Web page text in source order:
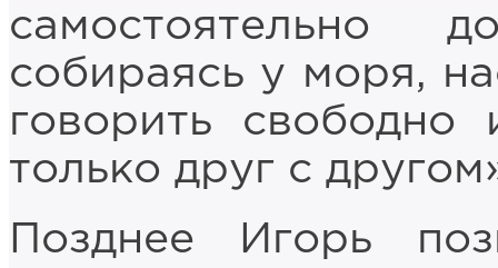
самостоятельно
собираясь у моря,
говорить
только друг с
Позднее Игорь